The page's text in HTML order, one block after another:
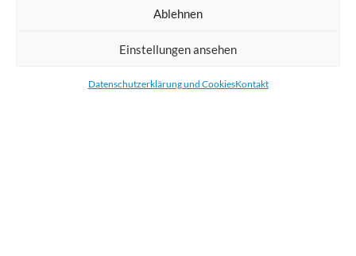
Ablehnen
Einstellungen ansehen
Datenschutzerklärung und CookiesKontakt
Digital Großformatdruck
Bestellen Sie gedruckte Werbemittel online für Ihr Unternehmen. Wir
und Aufkleber. Wir liefern unsere Druckprodukte Deutschland,